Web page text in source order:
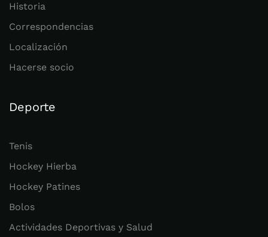
Historia
Correspondencias
Localización
Hacerse socio
Deporte
Tenis
Hockey Hierba
Hockey Patines
Bolos
Actividades Deportivas y Salud